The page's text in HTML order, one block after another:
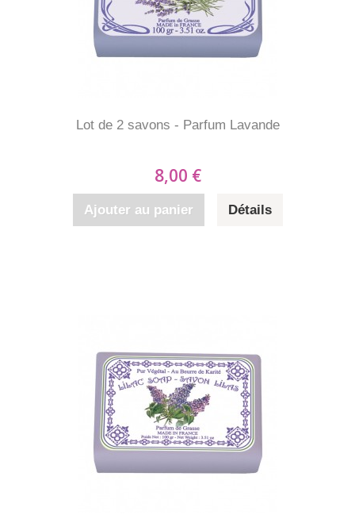
Lot de 2 savons - Parfum Lavande
8,00 €
Ajouter au panier Détails